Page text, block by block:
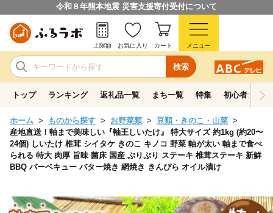
令和８年熊本地震 災害支援寄付受付について
検索
上限額 お気に入り カート メニュー
トップ ランキング 返礼品一覧 まち一覧 特集 初心者ガイド
ホーム ものから探す お野菜類
豆類・きのこ・山菜
産地直送！軸まで美味しい『軸王しいたけ』 特大サイズ 約1kg (約20〜
24個) しいたけ 椎茸 シイタケ きのこ キノコ 野菜 軸が太い 軸まで食べ
られる 特大 肉厚 旨味 菌床 国産 ぷりぷり ステーキ 椎茸ステーキ 新鮮
BBQ バーベキュー バター焼き 網焼き きんぴら オイル漬け